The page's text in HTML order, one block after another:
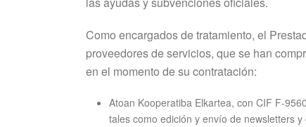
Como encargados de tratamiento, el
proveedores de servicios, que se han
en el momento de su contratación:
Atoan Kooperatiba Elkartea, con CIF F-
tales como edición y envío de newsletters